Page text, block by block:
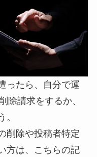
ったら、自分で運
除請求をするか、
。
削除や投稿者特定
方は、こちらの記